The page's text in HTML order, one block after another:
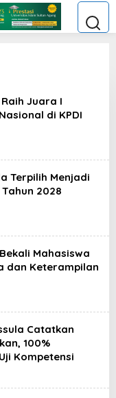
Juara I
di KPDI
Terpilih Menjadi
Tahun 2028
Mahasiswa
dan Keterampilan
Catatkan
100%
Kompetensi